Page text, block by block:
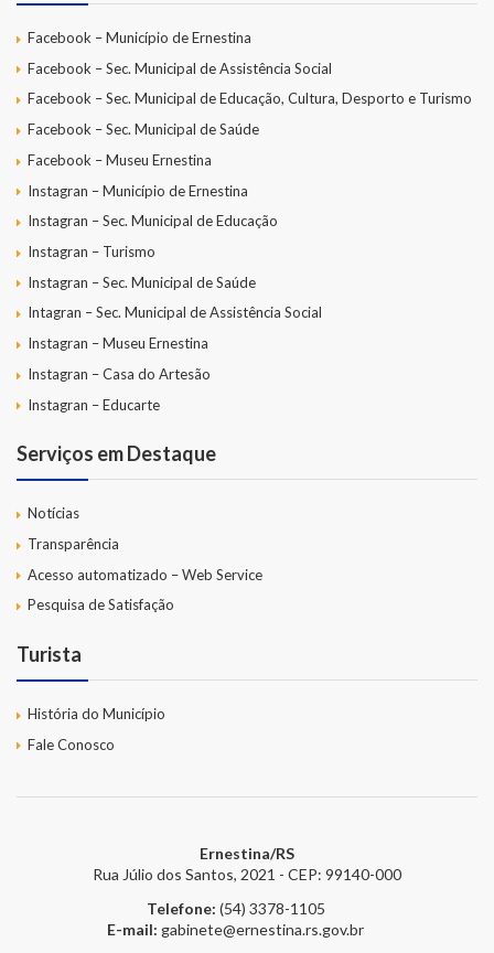
Facebook – Município de Ernestina
Facebook – Sec. Municipal de Assistência Social
Facebook – Sec. Municipal de Educação, Cultura, Desporto e Turismo
Facebook – Sec. Municipal de Saúde
Facebook – Museu Ernestina
Instagran – Município de Ernestina
Instagran – Sec. Municipal de Educação
Instagran – Turismo
Instagran – Sec. Municipal de Saúde
Intagran – Sec. Municipal de Assistência Social
Instagran – Museu Ernestina
Instagran – Casa do Artesão
Instagran – Educarte
Serviços em Destaque
Notícias
Transparência
Acesso automatizado – Web Service
Pesquisa de Satisfação
Turista
História do Município
Fale Conosco
Ernestina/RS
Rua Júlio dos Santos, 2021 - CEP: 99140-000
Telefone: (54) 3378-1105
E-mail: gabinete@ernestina.rs.gov.br